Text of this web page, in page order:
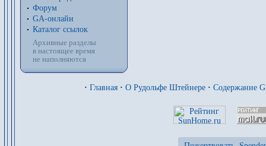
Форум
GA-онлайн
Каталог ссылок
Архивные разделы
в настоящее время
не наполняются
· Главная · О Рудольфе Штейнере · Содержание